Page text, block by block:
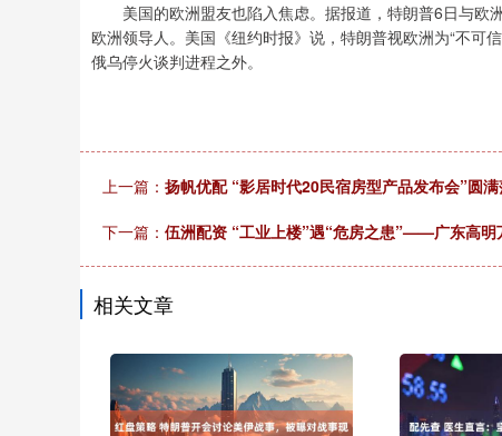
美国的欧洲盟友也陷入焦虑。据报道，特朗普6日与欧
欧洲领导人。美国《纽约时报》说，特朗普视欧洲为“不可
俄乌停火谈判进程之外。
上一篇： 扬帆优配 “影居时代20民宿房型产品发布会”圆
下一篇： 伍洲配资 ​“工业上楼”遇“危房之患”——广东高明
相关文章